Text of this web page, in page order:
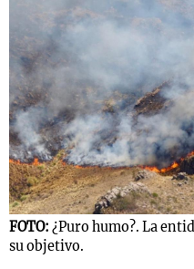
FOTO: ¿Puro humo?. La
su objetivo.
Notas